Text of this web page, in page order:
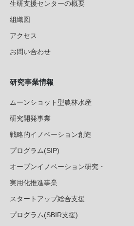
生研支援センターの概要
組織図
アクセス
お問い合わせ
研究事業情報
ムーンショット型農林水産
研究開発事業
戦略的イノベーション創造
プログラム(SIP)
オープンイノベーション研究・
実用化推進事業
スタートアップ総合支援
プログラム(SBIR支援)